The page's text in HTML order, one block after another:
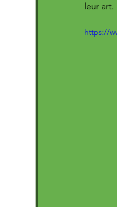
leur art.
https://